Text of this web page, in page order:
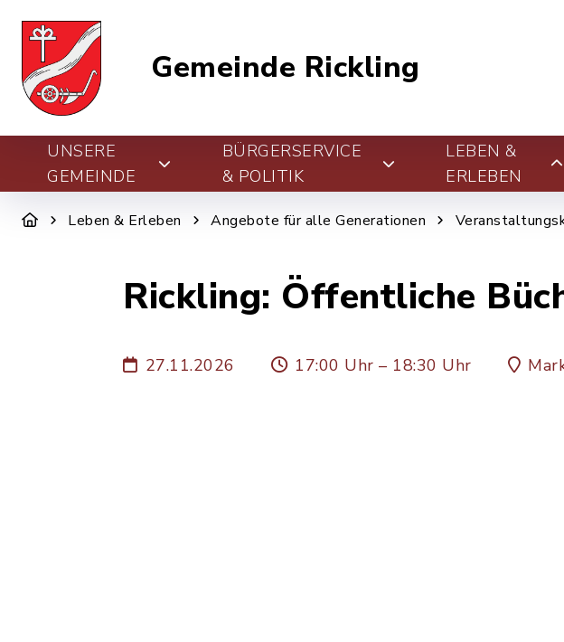
Gemeinde Rickling
UNSERE
GEMEINDE
BÜRGERSERVICE
& POLITIK
LEBEN &
ERLEBEN
Leben & Erleben Angebote für alle Generationen
Rickling: Öffentliche
27.11.2026 17:00 Uhr – 18:30 Uhr